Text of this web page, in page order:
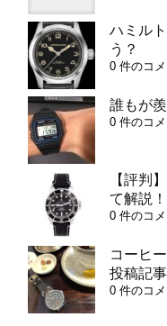
ハミル
う？
0 件のコメ
誰もが
0 件のコメ
【評判
て解説！
0 件のコメ
コーヒ
投稿記
0 件のコメ